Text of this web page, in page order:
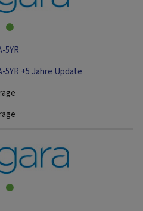
5YR
5YR +5 Jahre Update